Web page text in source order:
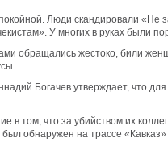
Люди скандировали
У многих в руках были
обращались жестоко, били
Богачев утверждает, что
в том, что за убийством их
обнаружен на трассе